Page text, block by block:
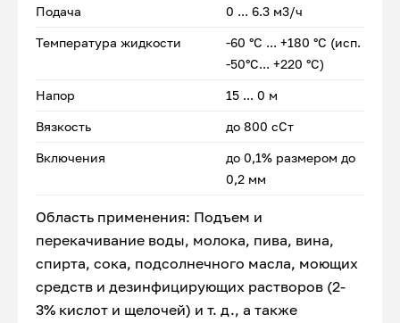
Подача 0 ... 6.3 м3/ч
Температура жидкости
-60 °С ... +180 °С (исп.
-50°С... +220 °С)
Напор 15 ... 0 м
Вязкость до 800 сСт
Включения
до 0,1% размером до
0,2 мм
Область применения: Подъем и
перекачивание воды, молока, пива, вина,
спирта, сока, подсолнечного масла, моющих
средств и дезинфицирующих растворов (2-
3% кислот и щелочей) и т. д., а также